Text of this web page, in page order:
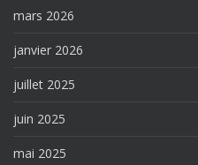
mars 2026
janvier 2026
juillet 2025
juin 2025
mai 2025